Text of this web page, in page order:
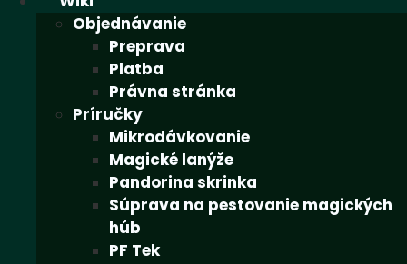
Objednávanie
Preprava
Platba
Právna stránka
Príručky
Mikrodávkovanie
Magické lanýže
Pandorina skrinka
Súprava na pestovanie magických
húb
PF Tek